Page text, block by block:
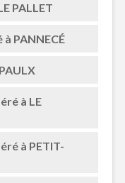
PALLET
PANNECÉ
à LE
à PETIT-